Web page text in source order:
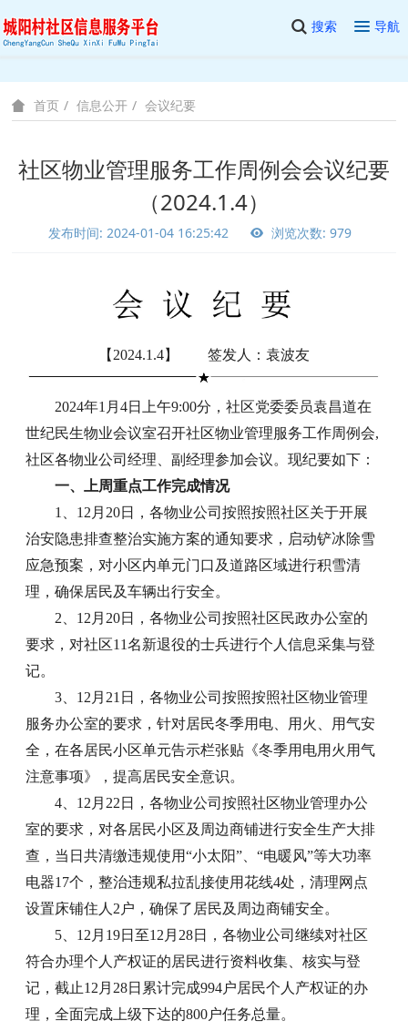
搜索 导航
首页 信息公开 会议纪要
社区物业管理服务工作周例会会议纪要
（2024.1.4）
发布时间: 2024-01-04 16:25:42 浏览次数: 979
【2024.1.4】 签发人：袁波友
2024年1月4日上午9:00分，社区党委委员袁昌道在
世纪民生物业会议室召开社区物业管理服务工作周例会,
社区各物业公司经理、副经理参加会议。现纪要如下：
一、上周重点工作完成情况
1、12月20日，各物业公司按照按照社区关于开展
治安隐患排查整治实施方案的通知要求，启动铲冰除雪
应急预案，对小区内单元门口及道路区域进行积雪清
理，确保居民及车辆出行安全。
2、12月20日，各物业公司按照社区民政办公室的
要求，对社区11名新退役的士兵进行个人信息采集与登
记。
3、12月21日，各物业公司按照按照社区物业管理
服务办公室的要求，针对居民冬季用电、用火、用气安
全，在各居民小区单元告示栏张贴《冬季用电用火用气
注意事项》，提高居民安全意识。
4、12月22日，各物业公司按照社区物业管理办公
室的要求，对各居民小区及周边商铺进行安全生产大排
查，当日共清缴违规使用“小太阳”、“电暖风”等大功率
电器17个，整治违规私拉乱接使用花线4处，清理网点
设置床铺住人2户，确保了居民及周边商铺安全。
5、12月19日至12月28日，各物业公司继续对社区
符合办理个人产权证的居民进行资料收集、核实与登
记，截止12月28日累计完成994户居民个人产权证的办
理，全面完成上级下达的800户任务总量。